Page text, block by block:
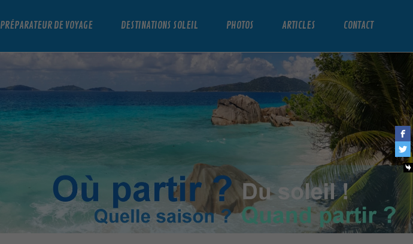
PRÉPARATEUR DE VOYAGE DESTINATIONS SOLEIL PHOTOS ARTICLES CONTACT